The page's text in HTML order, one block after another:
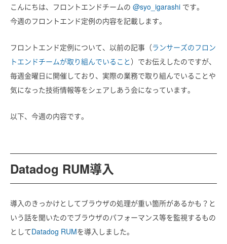
こんにちは、フロントエンドチームの @syo_igarashi です。
今週のフロントエンド定例の内容を記載します。
フロントエンド定例について、以前の記事（ランサーズのフロン
トエンドチームが取り組んでいること）でお伝えしたのですが、
毎週金曜日に開催しており、 実際の業務で取り組んでいることや
気になった技術情報等をシェアしあう会になっています。
以下、今週の内容です。
Datadog RUM導入
導入のきっかけとしてブラウザの処理が重い箇所があるかも？と
いう話を聞いたのでブラウザのパフォーマンス等を監視するもの
としてDatadog RUMを導入しました。